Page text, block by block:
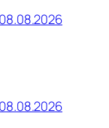
08.08.2026
08.08.2026